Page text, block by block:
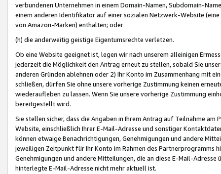
verbundenen Unternehmen in einem Domain-Namen, Subdomain-
einem anderen Identifikator auf einer sozialen Netzwerk-Website
von Amazon-Marken) enthalten; oder
(h) die anderweitig geistige Eigentumsrechte verletzen.
Ob eine Website geeignet ist, legen wir nach unserem alleinigen
jederzeit die Möglichkeit den Antrag erneut zu stellen, sobald Sie
anderen Gründen ablehnen oder 2) Ihr Konto im Zusammenhang mit
schließen, dürfen Sie ohne unsere vorherige Zustimmung keinen
wiederaufleben zu lassen. Wenn Sie unsere vorherige Zustimmung
bereitgestellt wird.
Sie stellen sicher, dass die Angaben in Ihrem Antrag auf Teilnahme
Website, einschließlich Ihrer E-Mail-Adresse und sonstiger
können etwaige Benachrichtigungen, Genehmigungen und andere
jeweiligen Zeitpunkt für Ihr Konto im Rahmen des Partnerprogramms
Genehmigungen und andere Mitteilungen, die an diese E-Mail-
hinterlegte E-Mail-Adresse nicht mehr aktuell ist.